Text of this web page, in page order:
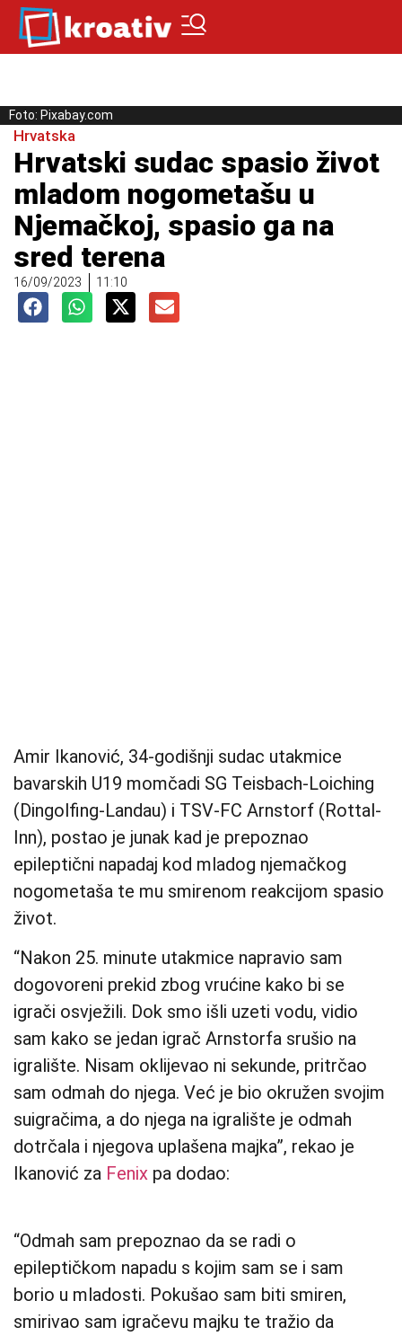
Foto: Pixabay.com
Hrvatska
Hrvatski sudac spasio život
mladom nogometašu u
Njemačkoj, spasio ga na
sred terena
16/09/2023 11:10
Amir Ikanović, 34-godišnji sudac utakmice
bavarskih U19 momčadi SG Teisbach-Loiching
(Dingolfing-Landau) i TSV-FC Arnstorf (Rottal-
Inn), postao je junak kad je prepoznao
epileptični napadaj kod mladog njemačkog
nogometaša te mu smirenom reakcijom spasio
život.
“Nakon 25. minute utakmice napravio sam
dogovoreni prekid zbog vrućine kako bi se
igrači osvježili. Dok smo išli uzeti vodu, vidio
sam kako se jedan igrač Arnstorfa srušio na
igralište. Nisam oklijevao ni sekunde, pritrčao
sam odmah do njega. Već je bio okružen svojim
suigračima, a do njega na igralište je odmah
dotrčala i njegova uplašena majka”, rekao je
Ikanović za Fenix pa dodao:
“Odmah sam prepoznao da se radi o
epileptičkom napadu s kojim sam se i sam
borio u mladosti. Pokušao sam biti smiren,
smirivao sam igračevu majku te tražio da